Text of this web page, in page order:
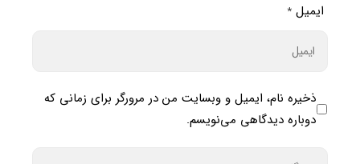
ایمیل *
ذخیره نام، ایمیل و وبسایت من در مرورگر برای زمانی که
دوباره دیدگاهی می‌نویسم.